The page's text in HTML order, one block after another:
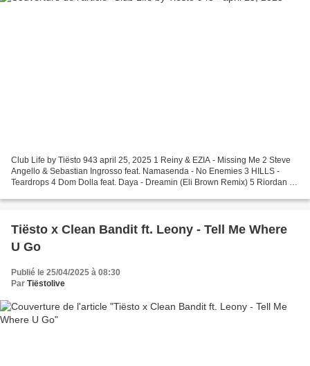
Club Life by Tiësto 943 april 25, 2025 1 Reiny & EZIA - Missing Me 2 Steve
Angello & Sebastian Ingrosso feat. Namasenda - No Enemies 3 HILLS -
Teardrops 4 Dom Dolla feat. Daya - Dreamin (Eli Brown Remix) 5 Riordan -
Tiësto x Clean Bandit ft. Leony - Tell Me Where
U Go
Publié le 25/04/2025 à 08:30
Par Tiëstolive